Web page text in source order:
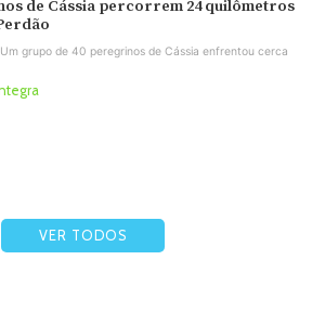
de Cássia percorrem 24 quilômetros
grupo de 40 peregrinos de Cássia enfrentou cerca
VER TODOS